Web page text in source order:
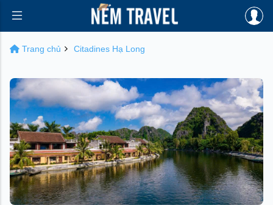
Trang chủ Citadines Hạ Long